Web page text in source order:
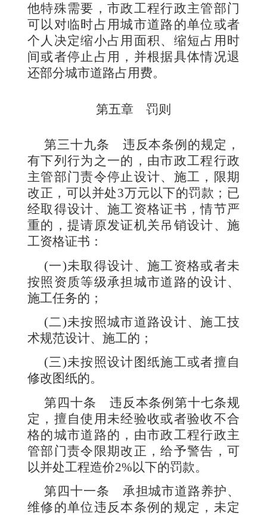
他特殊需要，市政工程行政主管部门
可以对临时占用城市道路的单位或者
个人决定缩小占用面积、缩短占用时
间或者停止占用，并根据具体情况退
还部分城市道路占用费。
第五章 罚则
第三十九条 违反本条例的规定，
有下列行为之一的，由市政工程行政
主管部门责令停止设计、施工，限期
改正，可以并处3万元以下的罚款；已
经取得设计、施工资格证书，情节严
重的，提请原发证机关吊销设计、施
工资格证书：
(一)未取得设计、施工资格或者未
按照资质等级承担城市道路的设计、
施工任务的；
(二)未按照城市道路设计、施工技
术规范设计、施工的；
(三)未按照设计图纸施工或者擅自
修改图纸的。
第四十条 违反本条例第十七条规
定，擅自使用未经验收或者验收不合
格的城市道路的，由市政工程行政主
管部门责令限期改正，给予警告，可
以并处工程造价2%以下的罚款。
第四十一条 承担城市道路养护、
维修的单位违反本条例的规定，未定